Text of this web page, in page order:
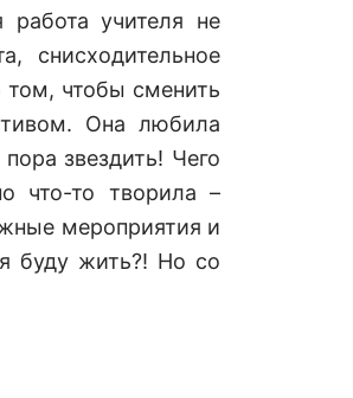
учителя не
снисходительное
чтобы сменить
Она любила
звездить! Чего
что-то творила –
мероприятия и
буду жить?! Но со